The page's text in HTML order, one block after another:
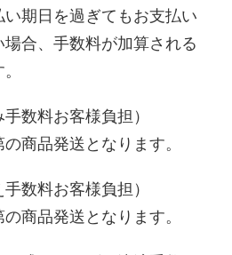
期日を過ぎてもお支払い
合、手数料が加算される
数料お客様負担）
商品発送となります。
数料お客様負担）
商品発送となります。